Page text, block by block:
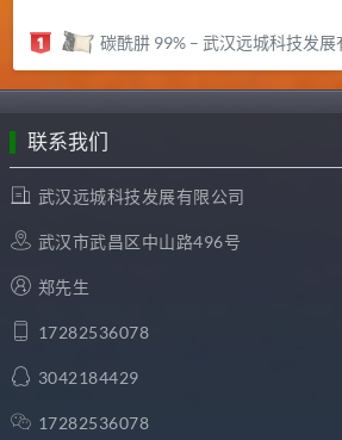
碳酰肼 99% – 武汉远城科技发展
联系我们
武汉远城科技发展有限公司
武汉市武昌区中山路496号
郑先生
17282536078
3042184429
17282536078